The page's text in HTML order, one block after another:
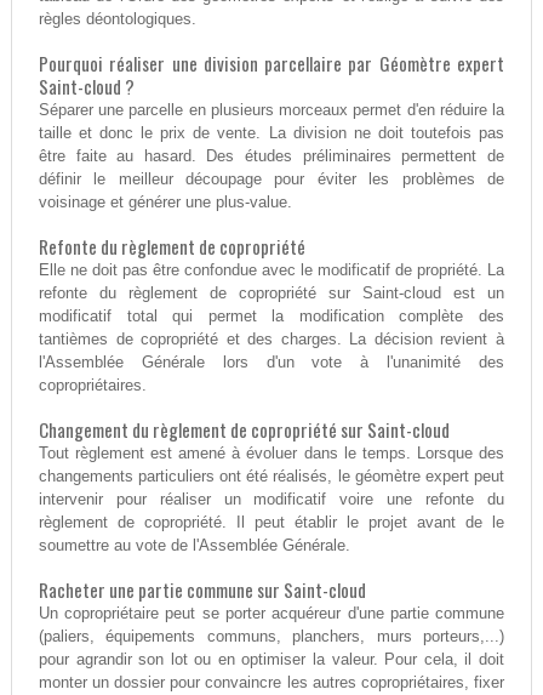
règles déontologiques.
Pourquoi réaliser une division parcellaire par Géomètre expert
Saint-cloud ?
Séparer une parcelle en plusieurs morceaux permet d'en réduire la
taille et donc le prix de vente. La division ne doit toutefois pas
être faite au hasard. Des études préliminaires permettent de
définir le meilleur découpage pour éviter les problèmes de
voisinage et générer une plus-value.
Refonte du règlement de copropriété
Elle ne doit pas être confondue avec le modificatif de propriété. La
refonte du règlement de copropriété sur Saint-cloud est un
modificatif total qui permet la modification complète des
tantièmes de copropriété et des charges. La décision revient à
l'Assemblée Générale lors d'un vote à l'unanimité des
copropriétaires.
Changement du règlement de copropriété sur Saint-cloud
Tout règlement est amené à évoluer dans le temps. Lorsque des
changements particuliers ont été réalisés, le géomètre expert peut
intervenir pour réaliser un modificatif voire une refonte du
règlement de copropriété. Il peut établir le projet avant de le
soumettre au vote de l'Assemblée Générale.
Racheter une partie commune sur Saint-cloud
Un copropriétaire peut se porter acquéreur d'une partie commune
(paliers, équipements communs, planchers, murs porteurs,...)
pour agrandir son lot ou en optimiser la valeur. Pour cela, il doit
monter un dossier pour convaincre les autres copropriétaires, fixer